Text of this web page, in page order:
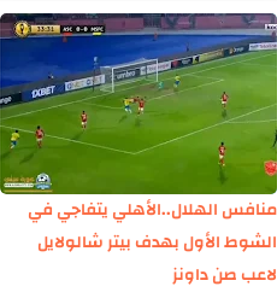
منافس الهلال..الأهلي يتفاجي في
الشوط الأول بهدف بيتر شالولايل
لاعب صن داونز